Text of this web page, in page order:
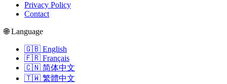
Privacy Policy
Contact
🌐 Language
🇬🇧 English
🇫🇷 Français
🇨🇳 简体中文
🇹🇼 繁體中文